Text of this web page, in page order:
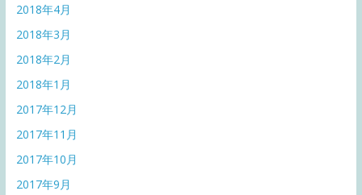
2018年4月
2018年3月
2018年2月
2018年1月
2017年12月
2017年11月
2017年10月
2017年9月